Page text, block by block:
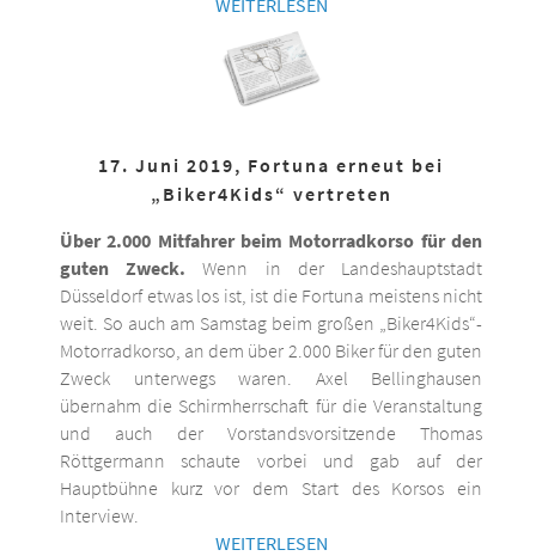
17. Juni 2019, Fortuna erneut bei
„Biker4Kids“ vertreten
Über 2.000 Mitfahrer beim Motorradkorso für den
guten Zweck. Wenn in der Landeshauptstadt
Düsseldorf etwas los ist, ist die Fortuna meistens nicht
weit. So auch am Samstag beim großen „Biker4Kids“-
Motorradkorso, an dem über 2.000 Biker für den guten
Zweck unterwegs waren. Axel Bellinghausen
übernahm die Schirmherrschaft für die Veranstaltung
und auch der Vorstandsvorsitzende Thomas
Röttgermann schaute vorbei und gab auf der
Hauptbühne kurz vor dem Start des Korsos ein
Interview.
WEITERLESEN